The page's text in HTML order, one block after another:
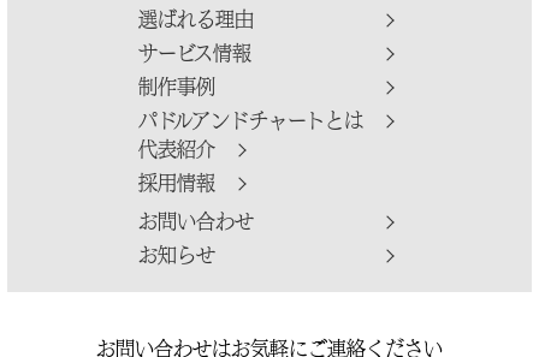
選ばれる理由
サービス情報
制作事例
パドルアンドチャートとは
代表紹介
採用情報
お問い合わせ
お知らせ
お問い合わせはお気軽にご連絡ください